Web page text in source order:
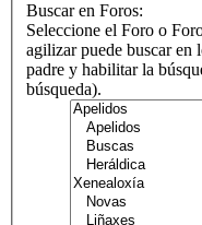
Buscar en Foros:
Seleccione el Foro o
agilizar puede buscar en
padre y habilitar la
búsqueda).